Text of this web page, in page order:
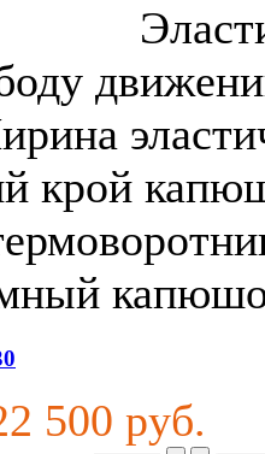
крой
500 руб.